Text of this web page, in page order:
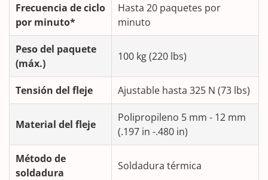
Frecuencia de ciclo
por minuto*
Hasta 20 paquetes por
minuto
Peso del paquete
(máx.)
100 kg (220 lbs)
Tensión del fleje Ajustable hasta 325 N (73 lbs)
Material del fleje
Polipropileno 5 mm - 12 mm
(.197 in -.480 in)
Método de
soldadura
Soldadura térmica